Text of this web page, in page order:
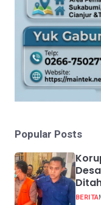
Popular Posts
BERITA